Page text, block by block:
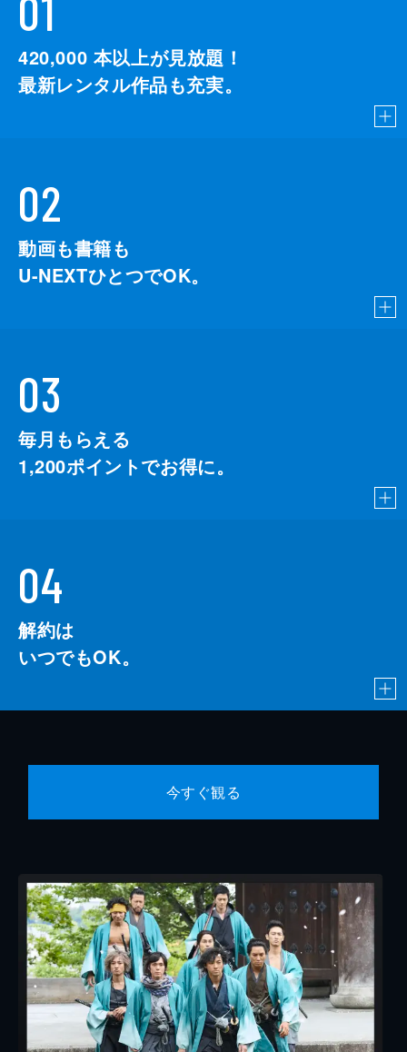
420,000 本以上が見放題！
最新レンタル作品も充実。
02
動画も書籍も
U-NEXTひとつでOK。
03
毎月もらえる
1,200ポイントでお得に。
04
解約は
いつでもOK。
今すぐ観る